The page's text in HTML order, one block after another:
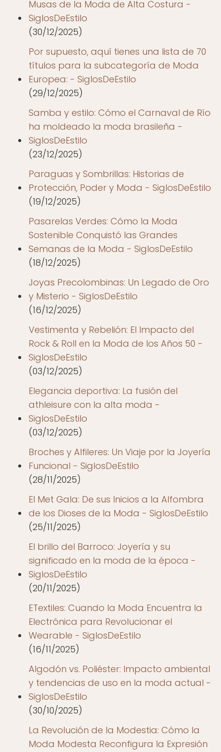
Musas de la Moda de Alta Costura -
SiglosDeEstilo
(30/12/2025)
Por supuesto, aquí tienes una lista de 70
títulos para la subcategoría de Moda
Europea: - SiglosDeEstilo
(29/12/2025)
Samba y estilo: Cómo el Carnaval de Río
ha moldeado la moda brasileña -
SiglosDeEstilo
(23/12/2025)
Paraguas y Sombrillas: Historias de
Protección, Poder y Moda - SiglosDeEstilo
(19/12/2025)
Pasarelas Verdes: Cómo la Moda
Sostenible Conquistó las Grandes
Semanas de la Moda - SiglosDeEstilo
(18/12/2025)
Joyas Precolombinas: Un Legado de Oro
y Misterio - SiglosDeEstilo
(16/12/2025)
Vestimenta y Rebelión: El Impacto del
Rock & Roll en la Moda de los Años 50 -
SiglosDeEstilo
(03/12/2025)
Elegancia deportiva: La fusión del
athleisure con la alta moda -
SiglosDeEstilo
(03/12/2025)
Broches y Alfileres: Un Viaje por la Joyería
Funcional - SiglosDeEstilo
(28/11/2025)
El Met Gala: De sus Inicios a la Alfombra
de los Dioses de la Moda - SiglosDeEstilo
(25/11/2025)
El brillo del Barroco: Joyería y su
significado en la moda de la época -
SiglosDeEstilo
(20/11/2025)
ETextiles: Cuando la Moda Encuentra la
Electrónica para Revolucionar el
Wearable - SiglosDeEstilo
(16/11/2025)
Algodón vs. Poliéster: Impacto ambiental
y tendencias de uso en la moda actual -
SiglosDeEstilo
(30/10/2025)
La Revolución de la Modestia: Cómo la
Moda Modesta Reconfigura la Expresión